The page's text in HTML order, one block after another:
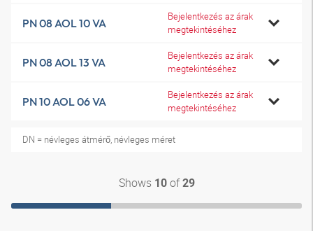
PN 08 AOL 10 VA
Bejelentkezés az árak
megtekintéséhez
PN 08 AOL 13 VA
Bejelentkezés az árak
megtekintéséhez
PN 10 AOL 06 VA
Bejelentkezés az árak
megtekintéséhez
DN = névleges átmérő, névleges méret
Shows 10of29